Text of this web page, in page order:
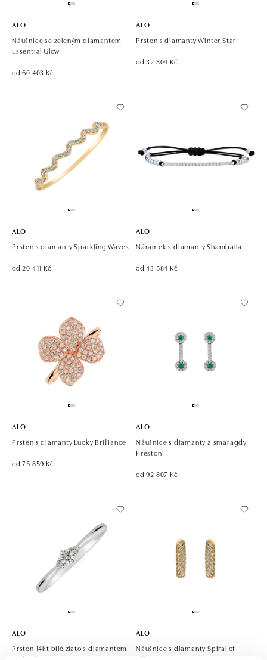
ALO
Náušnice se zeleným diamantem
Essential Glow
od 60 403 Kč
ALO
Prsten s diamanty Winter Star
od 32 804 Kč
ALO
Prsten s diamanty Sparkling Waves
od 20 411 Kč
ALO
Náramek s diamanty Shamballa
od 43 584 Kč
ALO
Prsten s diamanty Lucky Brilliance
od 75 859 Kč
ALO
Náušnice s diamanty a smaragdy
Preston
od 92 807 Kč
ALO
Prsten 14kt bílé zlato s diamantem
ALO
Náušnice s diamanty Spiral of